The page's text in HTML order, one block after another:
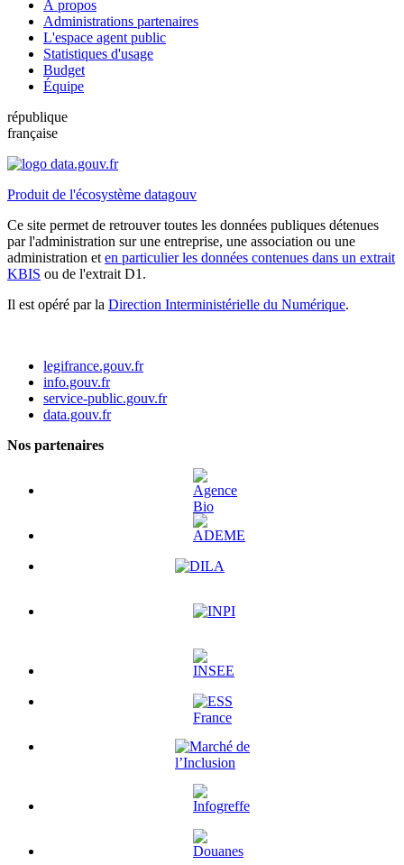
À propos
Administrations partenaires
L'espace agent public
Statistiques d'usage
Budget
Équipe
république
française
Produit de l'écosystème datagouv
Ce site permet de retrouver toutes les données publiques détenues
par l'administration sur une entreprise, une association ou une
administration et en particulier les données contenues dans un extrait
KBIS ou de l'extrait D1.
Il est opéré par la Direction Interministérielle du Numérique.
legifrance.gouv.fr
info.gouv.fr
service-public.gouv.fr
data.gouv.fr
Nos partenaires